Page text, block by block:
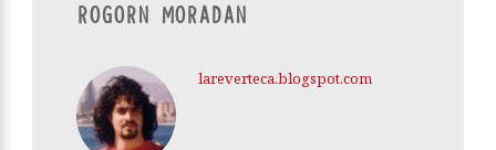
ROGORN MORADAN
lareverteca.blogspot.com